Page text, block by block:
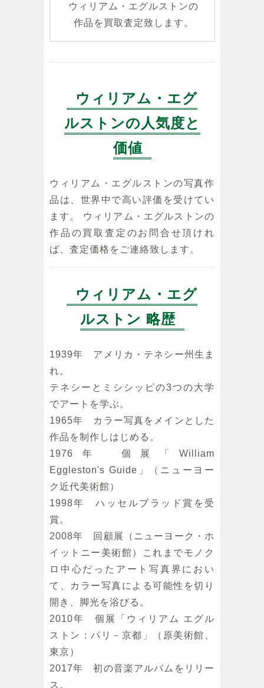
ウィリアム・エグルストンの
作品を買取査定致します。
ウィリアム・エグ
ルストンの人気度と
価値
ウィリアム・エグルストンの写真作
品は、世界中で高い評価を受けてい
ます。 ウィリアム・エグルストンの
作品の買取査定のお問合せ頂けれ
ば、査定価格をご連絡致します。
ウィリアム・エグ
ルストン 略歴
1939年 アメリカ・テネシー州生ま
れ。
テネシーとミシシッピの3つの大学
でアートを学ぶ。
1965年 カラー写真をメインとした
作品を制作しはじめる。
1976年 個展「William
Eggleston's Guide」（ニューヨー
ク近代美術館）
1998年 ハッセルブラッド賞を受
賞。
2008年 回顧展（ニューヨーク・ホ
イットニー美術館）これまでモノク
ロ中心だったアート写真界におい
て、カラー写真による可能性を切り
開き、脚光を浴びる。
2010年 個展「ウィリアム エグル
ストン：パリ－京都」（原美術館、
東京）
2017年 初の音楽アルバムをリリー
ス。